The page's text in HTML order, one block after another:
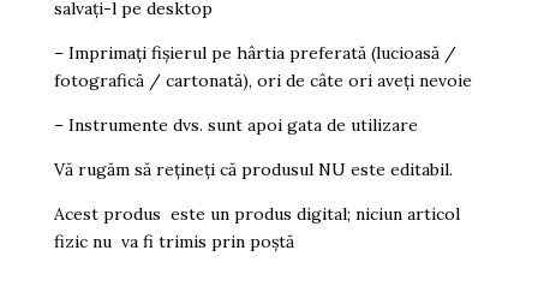
salvați-l pe desktop
– Imprimați fișierul pe hârtia preferată (lucioasă /
fotografică / cartonată), ori de câte ori aveți nevoie
– Instrumente dvs. sunt apoi gata de utilizare
Vă rugăm să rețineți că produsul NU este editabil.
Acest produs este un produs digital; niciun articol
fizic nu va fi trimis prin poștă